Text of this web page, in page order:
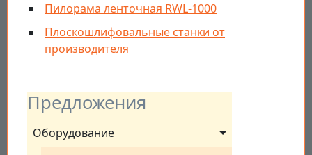
Предложения
Оборудование
Пилорама ленточная RWL-1000
Плоскошлифовальные станки от
производителя